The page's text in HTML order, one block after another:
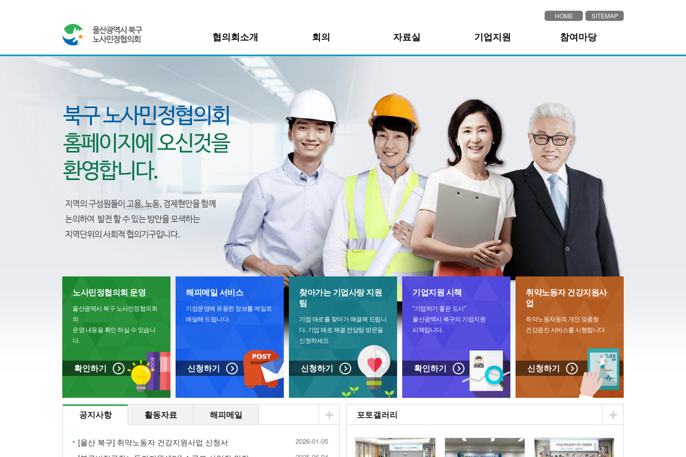
HOME SITEMAP
지역경제발전과 일자리 창출
울산광역시 북구 노사민정협의회
협의회소개
위원회소개
조례
찾아오시는길
회의
북구 고용포럼
자료실
언론보도자료
사진자료
기업지원
기업지원해피메일
해피메일서비스신청
기업사랑지원팀활동내역
기업사랑지원팀방문신청
취약노동자 건강지원사업
참여마당
노사민정협의회 운영
울산광역시 북구 노사민정협의회
의
운영 내용을 확인 하실 수 있습니
다.
확인하기
해피메일 서비스
기업운영에 유용한 정보를 메일로
배달해 드립니다.
신청하기
찾아가는 기업사랑 지원
팀
기업 애로를 찾아가 해결해 드립니
다. 기업 애로 해결 전담팀 방문을
신청하세요.
신청하기
기업지원 시책
"기업하기 좋은 도시"
울산광역시 북구의 기업지원
시책입니다.
확인하기
취약노동자 건강지원사
업
취약노동자등의 개인 맞춤형
건강증진 서비스를 시행합니다
신청하기
공지사항
[울산 북구] 취약노동자 건강지원사업 신청서 2026-01-05
활동자료 해피메일 포토갤러리